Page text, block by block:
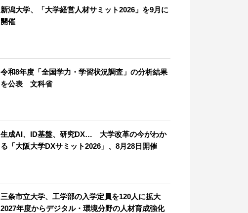
新潟大学、「大学経営人材サミット2026」を9月に
開催
令和8年度「全国学力・学習状況調査」の分析結果
を公表 文科省
生成AI、ID基盤、研究DX… 大学改革の今がわか
る「大阪大学DXサミット2026」、8月28日開催
三条市立大学、工学部の入学定員を120人に拡大
2027年度からデジタル・環境分野の人材育成強化